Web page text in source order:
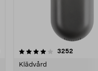
3252
Klädvård
4.5av 5 stjärnor